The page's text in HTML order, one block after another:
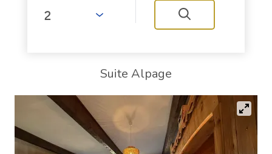
Suite Alpage